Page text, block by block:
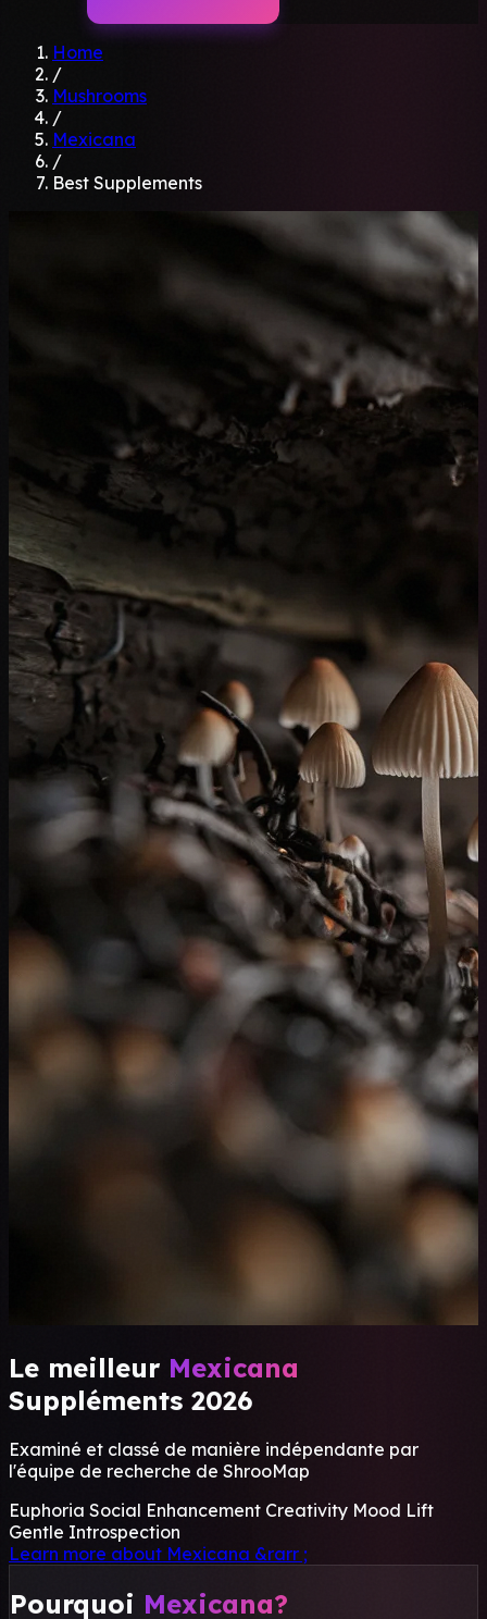
Home
/
Mushrooms
/
Mexicana
/
Best Supplements
Le meilleur Mexicana
Suppléments 2026
Examiné et classé de manière indépendante par
l'équipe de recherche de ShrooMap
Euphoria Social Enhancement Creativity Mood Lift
Gentle Introspection
Learn more about Mexicana &rarr ;
Pourquoi Mexicana?